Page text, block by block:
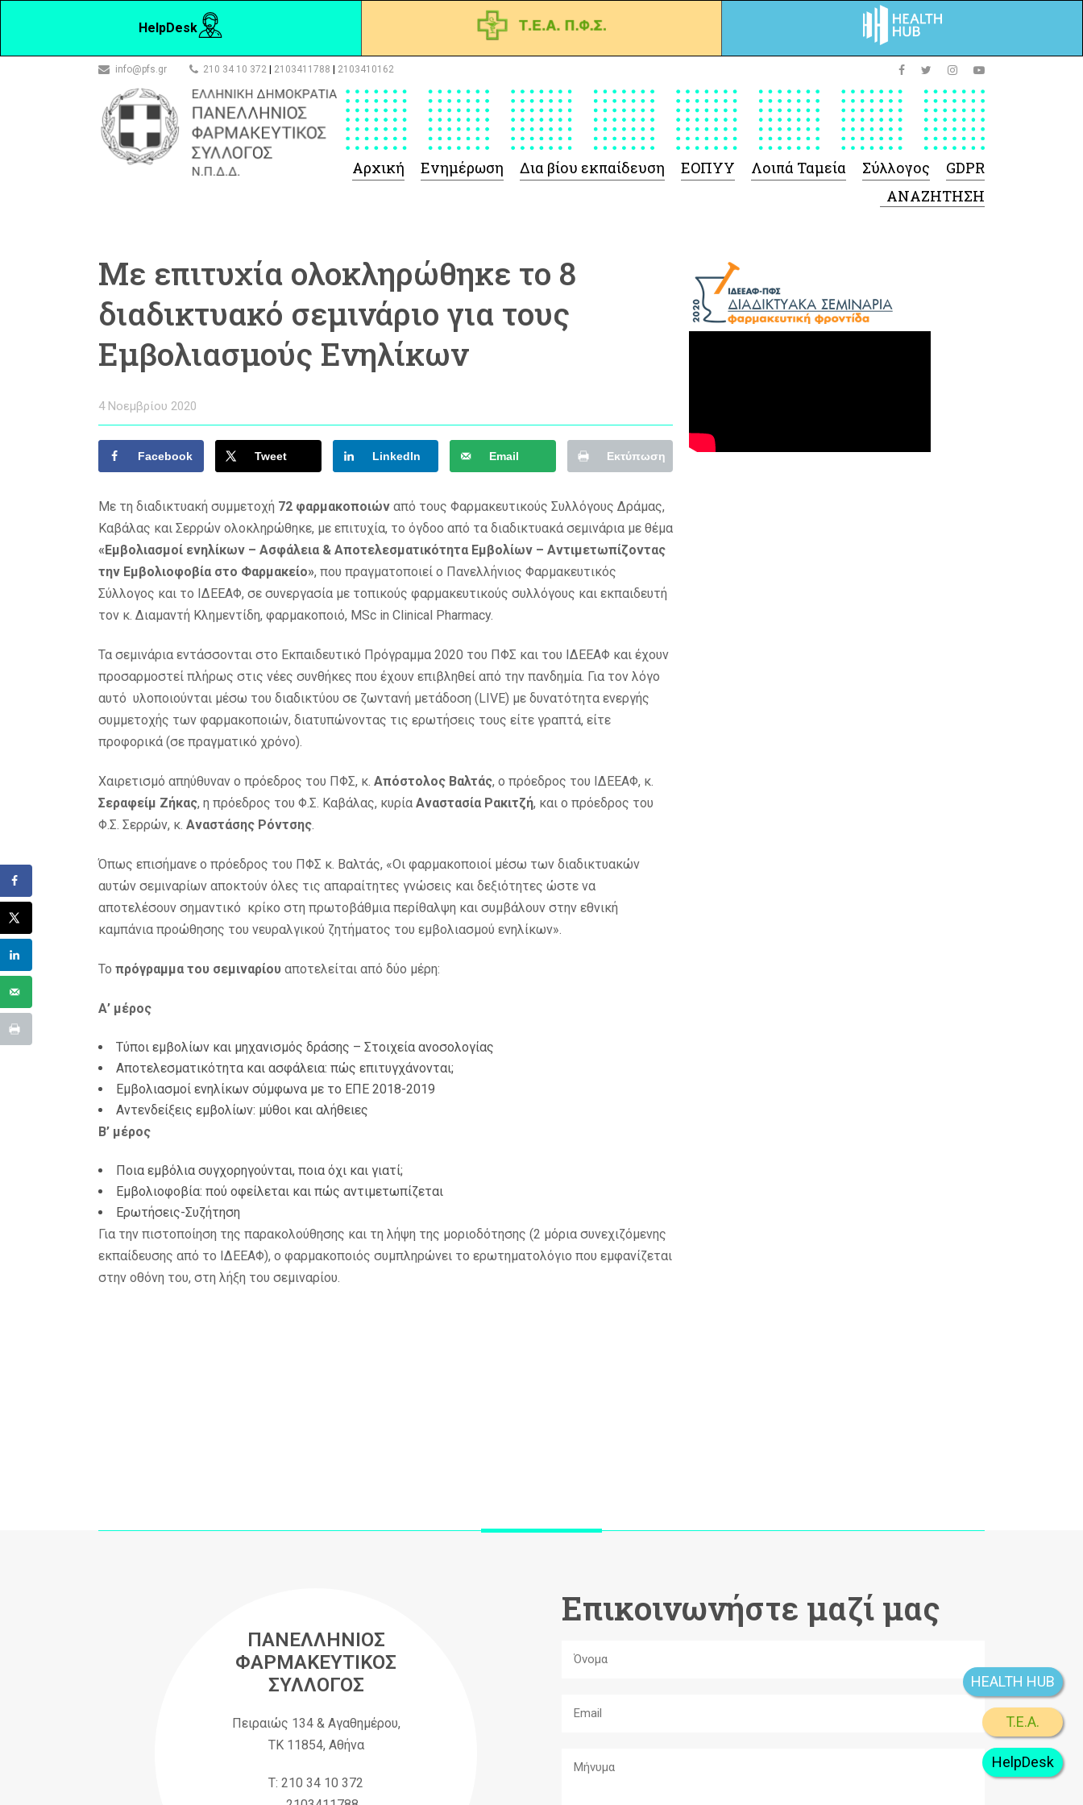
HelpDesk
info@pfs.gr 210 34 10 372 2103411788 2103410162
Αρχική Ενημέρωση Δια βίου εκπαίδευση ΕΟΠΥΥ
-Γενικές πληροφορίες
Σύμβαση Ακουστικών/
Λοιπά Ταμεία Σύλλογος GDPR
Με επιτυχία ολοκληρώθηκε το 8
διαδικτυακό σεμινάριο για τους
Εμβολιασμούς Ενηλίκων
4 Νοεμβρίου 2020
Facebook Tweet LinkedIn Email Εκτύπωση
Με τη διαδικτυακή συμμετοχή 72 φαρμακοποιών από τους Φαρμακευτικούς Συλλόγους Δράμας,
Καβάλας και Σερρών ολοκληρώθηκε, με επιτυχία, το όγδοο από τα διαδικτυακά σεμινάρια με θέμα
«Εμβολιασμοί ενηλίκων – Ασφάλεια & Αποτελεσματικότητα Εμβολίων – Αντιμετωπίζοντας
την Εμβολιοφοβία στο Φαρμακείο», που πραγματοποιεί ο Πανελλήνιος Φαρμακευτικός
Σύλλογος και το ΙΔΕΕΑΦ, σε συνεργασία με τοπικούς φαρμακευτικούς συλλόγους και εκπαιδευτή
τον κ. Διαμαντή Κλημεντίδη, φαρμακοποιό, MSc in Clinical Pharmacy.
Τα σεμινάρια εντάσσονται στο Εκπαιδευτικό Πρόγραμμα 2020 του ΠΦΣ και του ΙΔΕΕΑΦ και έχουν
προσαρμοστεί πλήρως στις νέες συνθήκες που έχουν επιβληθεί από την πανδημία. Για τον λόγο
αυτό υλοποιούνται μέσω του διαδικτύου σε ζωντανή μετάδοση (LIVE) με δυνατότητα ενεργής
συμμετοχής των φαρμακοποιών, διατυπώνοντας τις ερωτήσεις τους είτε γραπτά, είτε
προφορικά (σε πραγματικό χρόνο).
Χαιρετισμό απηύθυναν ο πρόεδρος του ΠΦΣ, κ. Απόστολος Βαλτάς, ο πρόεδρος του ΙΔΕΕΑΦ, κ.
Σεραφείμ Ζήκας, η πρόεδρος του Φ.Σ. Καβάλας, κυρία Αναστασία Ρακιτζή, και ο πρόεδρος του
Φ.Σ. Σερρών, κ. Αναστάσης Ρόντσης.
Όπως επισήμανε ο πρόεδρος του ΠΦΣ κ. Βαλτάς, «Οι φαρμακοποιοί μέσω των διαδικτυακών
αυτών σεμιναρίων αποκτούν όλες τις απαραίτητες γνώσεις και δεξιότητες ώστε να
αποτελέσουν σημαντικό κρίκο στη πρωτοβάθμια περίθαλψη και συμβάλουν στην εθνική
καμπάνια προώθησης του νευραλγικού ζητήματος του εμβολιασμού ενηλίκων».
Το πρόγραμμα του σεμιναρίου αποτελείται από δύο μέρη:
Α’ μέρος
Τύποι εμβολίων και μηχανισμός δράσης – Στοιχεία ανοσολογίας
Αποτελεσματικότητα και ασφάλεια: πώς επιτυγχάνονται;
Εμβολιασμοί ενηλίκων σύμφωνα με το ΕΠΕ 2018-2019
Αντενδείξεις εμβολίων: μύθοι και αλήθειες
Β’ μέρος
Ποια εμβόλια συγχορηγούνται, ποια όχι και γιατί;
Εμβολιοφοβία: πού οφείλεται και πώς αντιμετωπίζεται
Ερωτήσεις-Συζήτηση
Για την πιστοποίηση της παρακολούθησης και τη λήψη της μοριοδότησης (2 μόρια συνεχιζόμενης
εκπαίδευσης από το ΙΔΕΕΑΦ), ο φαρμακοποιός συμπληρώνει το ερωτηματολόγιο που εμφανίζεται
στην οθόνη του, στη λήξη του σεμιναρίου.
ΠΑΝΕΛΛΗΝΙΟΣ
ΦΑΡΜΑΚΕΥΤΙΚΟΣ
ΣΥΛΛΟΓΟΣ
Πειραιώς 134 & Αγαθημέρου,
ΤΚ 11854, Αθήνα
Τ: 210 34 10 372
Επικοινωνήστε μαζί μας
HelpDesk
T.E.A.
HEALTH HUB